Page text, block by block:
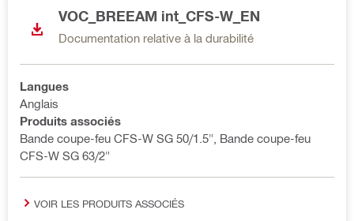
VOC_BREEAM int_CFS-W_EN
Documentation relative à la durabilité
Langues
Anglais
Produits associés
Bande coupe-feu CFS-W SG 50/1.5", Bande coupe-feu
CFS-W SG 63/2"
VOIR LES PRODUITS ASSOCIÉS